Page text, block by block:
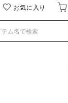
お気に入り